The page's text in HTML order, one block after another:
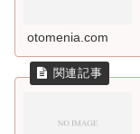
otomenia.com